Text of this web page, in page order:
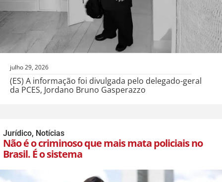
julho 29, 2026
(ES) A informação foi divulgada pelo delegado-geral
da PCES, Jordano Bruno Gasperazzo
Jurídico, Notícias
Não é o criminoso que mais mata policiais no
Brasil. É o sistema